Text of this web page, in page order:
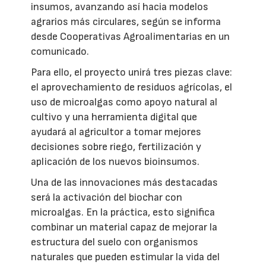
insumos, avanzando así hacia modelos
agrarios más circulares, según se informa
desde Cooperativas Agroalimentarias en un
comunicado.
Para ello, el proyecto unirá tres piezas clave:
el aprovechamiento de residuos agrícolas, el
uso de microalgas como apoyo natural al
cultivo y una herramienta digital que
ayudará al agricultor a tomar mejores
decisiones sobre riego, fertilización y
aplicación de los nuevos bioinsumos.
Una de las innovaciones más destacadas
será la activación del biochar con
microalgas. En la práctica, esto significa
combinar un material capaz de mejorar la
estructura del suelo con organismos
naturales que pueden estimular la vida del